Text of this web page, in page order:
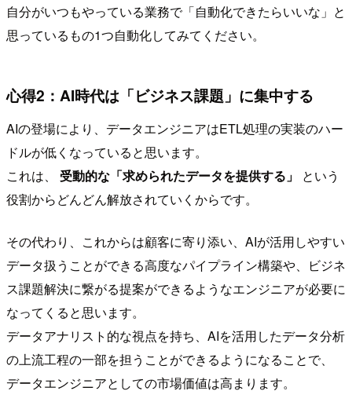
自分がいつもやっている業務で「自動化できたらいいな」と
思っているもの1つ自動化してみてください。
心得2：AI時代は「ビジネス課題」に集中する
AIの登場により、データエンジニアはETL処理の実装のハー
ドルが低くなっていると思います。
これは、 受動的な「求められたデータを提供する」
という
役割からどんどん解放されていくからです。
その代わり、これからは顧客に寄り添い、AIが活用しやすい
データ扱うことができる高度なパイプライン構築や、ビジネ
ス課題解決に繋がる提案ができるようなエンジニアが必要に
なってくると思います。
データアナリスト的な視点を持ち、AIを活用したデータ分析
の上流工程の一部を担うことができるようになることで、
データエンジニアとしての市場価値は高まります。